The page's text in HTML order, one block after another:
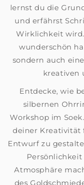
lernst du die
und erfährst
Wirklichkeit
wunderschön
sondern auch
kreativen
Entdecke, wie
silbernen
Workshop im
deiner Kreativität
Entwurf zu
Atmosphäre
des